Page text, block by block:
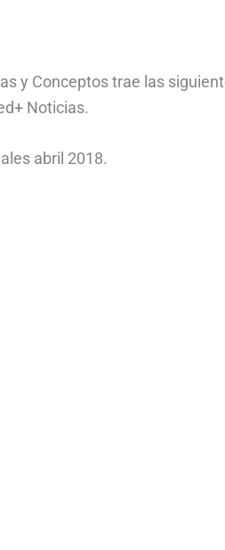
y Conceptos trae las
Noticias.
abril 2018.